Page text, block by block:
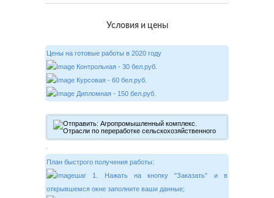
Условия и цены
Цены на готовые работы в 2020 году
Контрольная - 30 бел.руб.
Курсовая - 60 бел.руб.
Дипломная - 150 бел.руб.
План быстрого получения работы:
шаг 1. Нажать на кнопку "Заказать" и в
открывшемся окне заполните ваши данные;